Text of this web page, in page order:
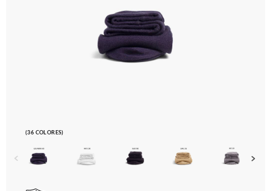
(36 COLORES)